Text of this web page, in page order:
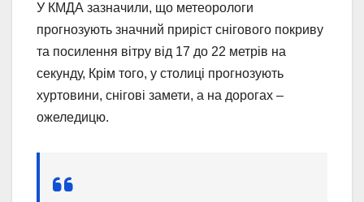
У КМДА зазначили, що метеорологи
прогнозують значний приріст снігового покриву
та посилення вітру від 17 до 22 метрів на
секунду, Крім того, у столиці прогнозують
хуртовини, снігові замети, а на дорогах –
ожеледицю.